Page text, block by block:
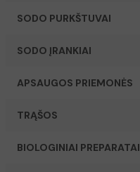
SODO PURKŠTUVAI
SODO ĮRANKIAI
APSAUGOS PRIEMONĖS
TRĄŠOS
BIOLOGINIAI PREPARATAI